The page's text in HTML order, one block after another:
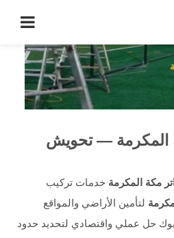
المكرمة — تحويش
مكة المكرمة خدمات تركيب
لتأمين الأراضي والمواقع
حل عملي واقتصادي لتحديد حدود